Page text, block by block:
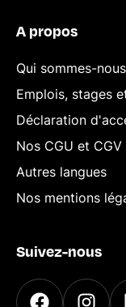
A propos
Qui sommes-
Emplois, stages
Déclaration
Nos CGU et CGV
Autres langues
Nos mentions
Suivez-nous